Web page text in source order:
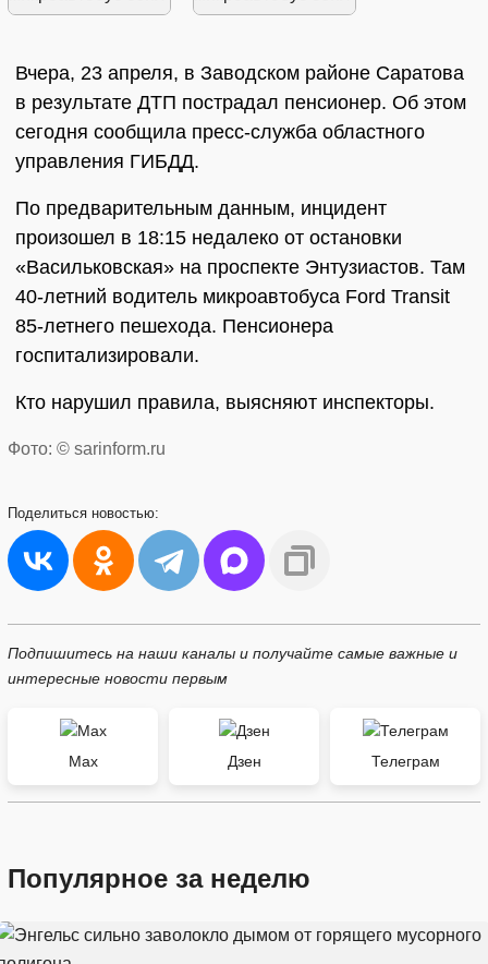
Вчера, 23 апреля, в Заводском районе Саратова
в результате ДТП пострадал пенсионер. Об этом
сегодня сообщила пресс-служба областного
управления ГИБДД.
По предварительным данным, инцидент
произошел в 18:15 недалеко от остановки
«Васильковская» на проспекте Энтузиастов. Там
40-летний водитель микроавтобуса Ford Transit
85-летнего пешехода. Пенсионера
госпитализировали.
Кто нарушил правила, выясняют инспекторы.
Фото: © sarinform.ru
Поделиться новостью:
Подпишитесь на наши каналы и получайте самые важные и
интересные новости первым
Max Дзен Телеграм
Популярное за неделю